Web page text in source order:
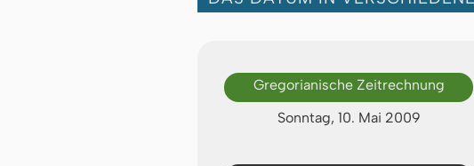
Gregorianische Zeitrechnung
Sonntag, 10. Mai 2009